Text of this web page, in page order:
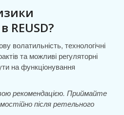
REUSD?
волатильність, технологічні
та можливі регуляторні
на функціонування
рекомендацією. Приймайте
після ретельного